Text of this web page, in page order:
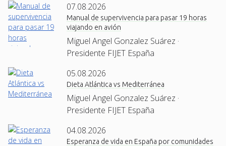
07.08.2026
Manual de supervivencia para pasar 19 horas
viajando en avión
Miguel Angel Gonzalez Suárez ·
Presidente FIJET España
05.08.2026
Dieta Atlántica vs Mediterránea
Miguel Angel Gonzalez Suárez ·
Presidente FIJET España
04.08.2026
Esperanza de vida en España por comunidades